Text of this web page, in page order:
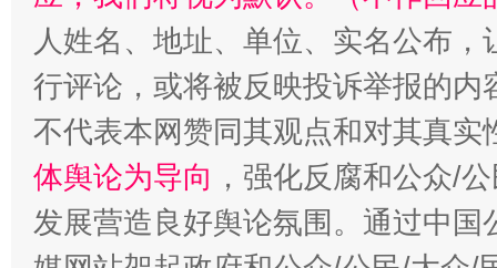
招工难、用工荒背后
人姓名、地址、单位、实名公布
行评论，或将被反映投诉举报的
不代表本网赞同其观点和对其真实
体舆论为导向 ，强化反腐和公众/
发展营造良好舆论氛围。通过中